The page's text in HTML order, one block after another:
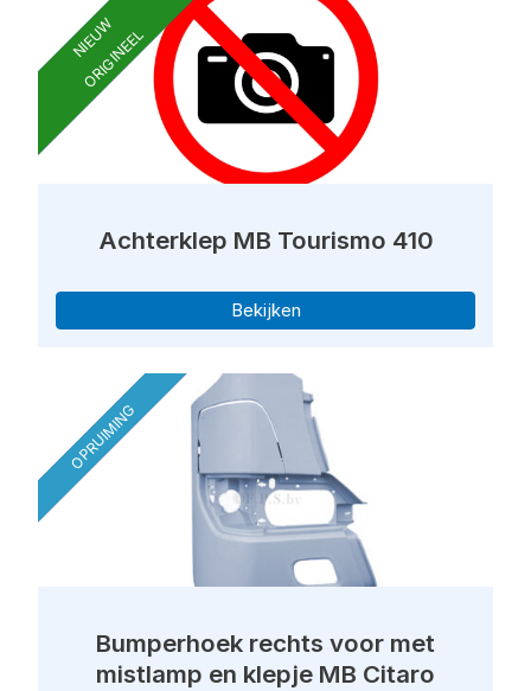
NIEUW
ORIGINEEL
Achterklep MB Tourismo 410
Bekijken
OPRUIMING
Bumperhoek rechts voor met
mistlamp en klepje MB Citaro